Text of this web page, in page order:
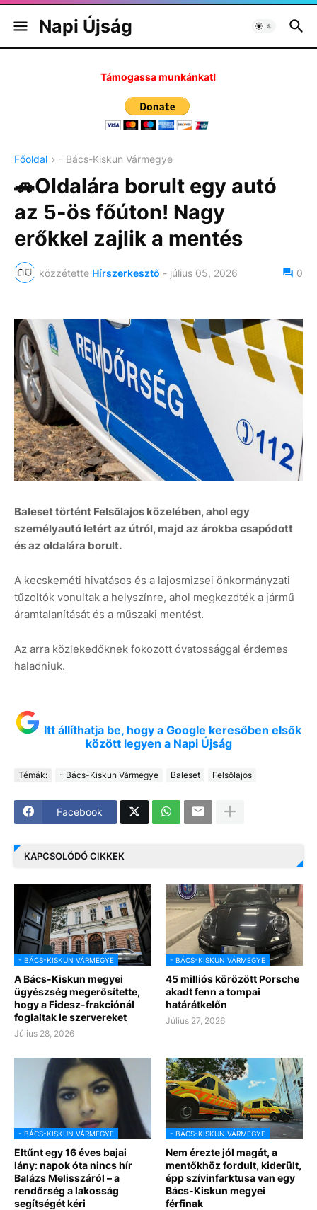
Napi Újság
Támogassa munkánkat!
Főoldal - Bács-Kiskun Vármegye
🚗Oldalára borult egy autó
az 5-ös főúton! Nagy
erőkkel zajlik a mentés
közzétette Hírszerkesztő - július 05, 2026 0
Baleset történt Felsőlajos közelében, ahol egy
személyautó letért az útról, majd az árokba csapódott
és az oldalára borult.
A kecskeméti hivatásos és a lajosmizsei önkormányzati
tűzoltók vonultak a helyszínre, ahol megkezdték a jármű
áramtalanítását és a műszaki mentést.
Az arra közlekedőknek fokozott óvatossággal érdemes
haladniuk.
Itt állíthatja be, hogy a Google keresőben elsők
között legyen a Napi Újság
Témák: - Bács-Kiskun Vármegye Baleset Felsőlajos
Facebook
KAPCSOLÓDÓ CIKKEK
- BÁCS-KISKUN VÁRMEGYE
A Bács-Kiskun megyei
ügyészség megerősítette,
hogy a Fidesz-frakciónál
foglaltak le szervereket
Július 28, 2026
- BÁCS-KISKUN VÁRMEGYE
45 milliós körözött Porsche
akadt fenn a tompai
határátkelőn
Július 27, 2026
- BÁCS-KISKUN VÁRMEGYE
Eltűnt egy 16 éves bajai
lány: napok óta nincs hír
Balázs Melisszáról – a
rendőrség a lakosság
segítségét kéri
- BÁCS-KISKUN VÁRMEGYE
Nem érezte jól magát, a
mentőkhöz fordult, kiderült,
épp szívinfarktusa van egy
Bács-Kiskun megyei
férfinak